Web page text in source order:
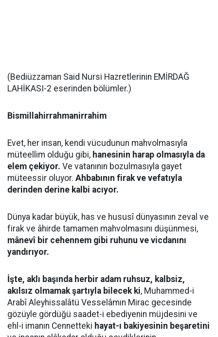
(Bediüzzaman Said Nursi Hazretlerinin EMİRDAĞ
LAHİKASI-2 eserinden bölümler.)
Bismillahirrahmanirrahim
Evet, her insan, kendi vücudunun mahvolmasıyla
müteellim olduğu gibi, hanesinin harap olmasıyla da
elem çekiyor. Ve vatanının bozulmasıyla gayet
müteessir oluyor. Ahbabının firak ve vefatıyla
derinden derine kalbi acıyor.
Dünya kadar büyük, has ve hususî dünyasının zeval ve
firak ve âhirde tamamen mahvolmasını düşünmesi,
mânevî bir cehennem gibi ruhunu ve vicdanını
yandırıyor.
İşte, aklı başında herbir adam ruhsuz, kalbsiz,
akılsız olmamak şartıyla bilecek ki, Muhammed-i
Arabî Aleyhissalâtü Vesselâmın Mirac gecesinde
gözüyle gördüğü saadet-i ebediyenin müjdesini ve
ehl-i imanın Cennetteki hayat-ı bakiyesinin beşaretini